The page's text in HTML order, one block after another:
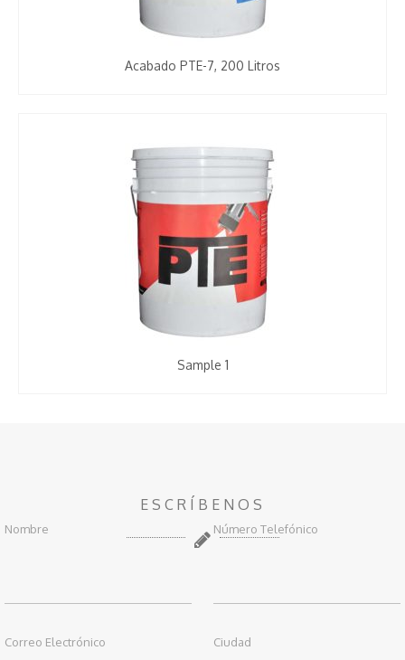
Acabado PTE-7, 200 Litros
Sample 1
ESCRÍBENOS
Nombre
Correo Electrónico
Número Telefónico
Ciudad